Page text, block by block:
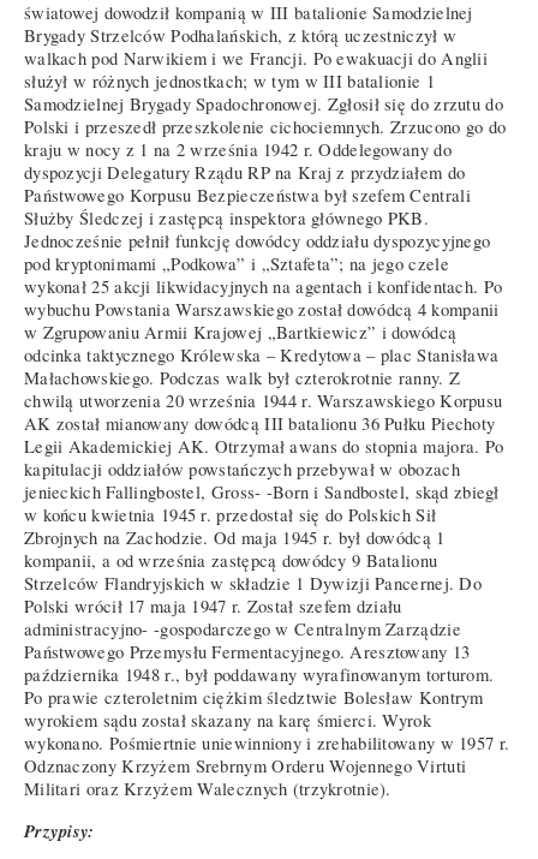
światowej dowodził kompanią w III batalionie Samodzielnej
Brygady Strzelców Podhalańskich, z którą uczestniczył w
walkach pod Narwikiem i we Francji. Po ewakuacji do Anglii
służył w różnych jednostkach; w tym w III batalionie 1
Samodzielnej Brygady Spadochronowej. Zgłosił się do zrzutu do
Polski i przeszedł przeszkolenie cichociemnych. Zrzucono go do
kraju w nocy z 1 na 2 września 1942 r. Oddelegowany do
dyspozycji Delegatury Rządu RP na Kraj z przydziałem do
Państwowego Korpusu Bezpieczeństwa był szefem Centrali
Służby Śledczej i zastępcą inspektora głównego PKB.
Jednocześnie pełnił funkcję dowódcy oddziału dyspozycyjnego
pod kryptonimami „Podkowa” i „Sztafeta”; na jego czele
wykonał 25 akcji likwidacyjnych na agentach i konfidentach. Po
wybuchu Powstania Warszawskiego został dowódcą 4 kompanii
w Zgrupowaniu Armii Krajowej „Bartkiewicz” i dowódcą
odcinka taktycznego Królewska – Kredytowa – plac Stanisława
Małachowskiego. Podczas walk był czterokrotnie ranny. Z
chwilą utworzenia 20 września 1944 r. Warszawskiego Korpusu
AK został mianowany dowódcą III batalionu 36 Pułku Piechoty
Legii Akademickiej AK. Otrzymał awans do stopnia majora. Po
kapitulacji oddziałów powstańczych przebywał w obozach
jenieckich Fallingbostel, Gross- -Born i Sandbostel, skąd zbiegł
w końcu kwietnia 1945 r. przedostał się do Polskich Sił
Zbrojnych na Zachodzie. Od maja 1945 r. był dowódcą 1
kompanii, a od września zastępcą dowódcy 9 Batalionu
Strzelców Flandryjskich w składzie 1 Dywizji Pancernej. Do
Polski wrócił 17 maja 1947 r. Został szefem działu
administracyjno- -gospodarczego w Centralnym Zarządzie
Państwowego Przemysłu Fermentacyjnego. Aresztowany 13
października 1948 r., był poddawany wyrafinowanym torturom.
Po prawie czteroletnim ciężkim śledztwie Bolesław Kontrym
wyrokiem sądu został skazany na karę śmierci. Wyrok
wykonano. Pośmiertnie uniewinniony i zrehabilitowany w 1957 r.
Odznaczony Krzyżem Srebrnym Orderu Wojennego Virtuti
Militari oraz Krzyżem Walecznych (trzykrotnie).
Przypisy: